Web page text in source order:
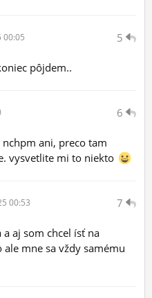
5
00:05
pôjdem..
6
ani, preco tam
vysvetlite mi to niekto
7
00:53
aj som chcel ísť na
mne sa vždy samému